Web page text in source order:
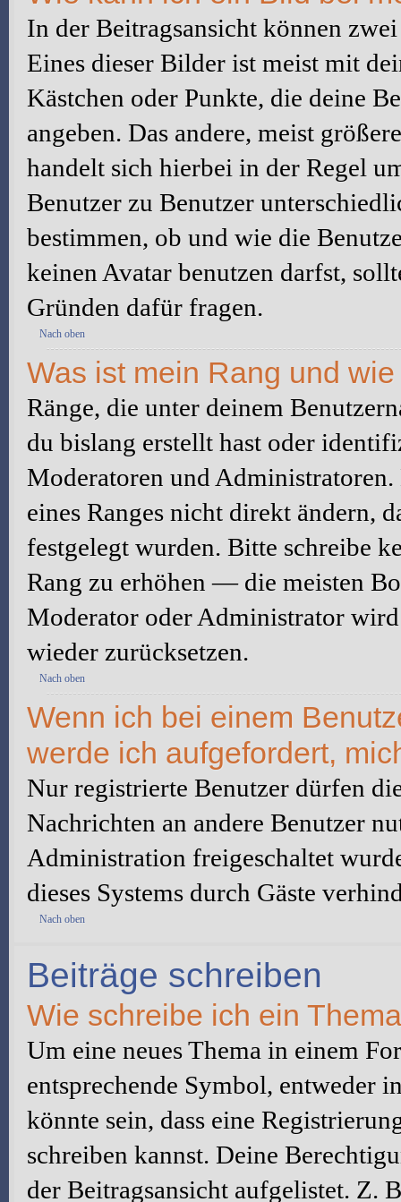
In der Beitragsansicht können
Eines dieser Bilder ist meist mit
Kästchen oder Punkte, die deine
angeben. Das andere, meist
handelt sich hierbei in der Regel
Benutzer zu Benutzer
bestimmen, ob und wie die
keinen Avatar benutzen darfst,
Gründen dafür fragen.
Nach oben
Was ist mein Rang und
Ränge, die unter deinem
du bislang erstellt hast oder
Moderatoren und
eines Ranges nicht direkt ändern,
festgelegt wurden. Bitte schreibe
Rang zu erhöhen — die meisten
Moderator oder Administrator
wieder zurücksetzen.
Nach oben
Wenn ich bei einem
werde ich aufgefordert,
Nur registrierte Benutzer dürfen
Nachrichten an andere Benutzer
Administration freigeschaltet
dieses Systems durch Gäste
Nach oben
Beiträge schreiben
Wie schreibe ich ein
Um eine neues Thema in einem
entsprechende Symbol, entweder
könnte sein, dass eine
schreiben kannst. Deine
der Beitragsansicht aufgelistet. Z.